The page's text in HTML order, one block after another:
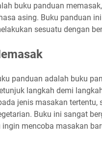
buku panduan
asing. Buku panduan
sesuatu dengan
panduan adalah buku
langkah demi
jenis masakan tertentu,
Buku ini sangat
mencoba masakan